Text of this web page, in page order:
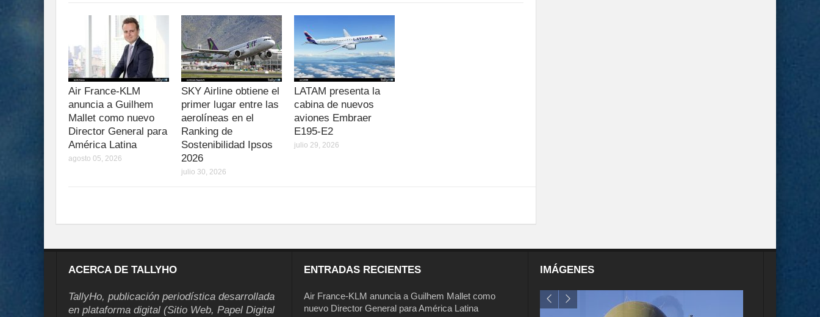
Air France-KLM
anuncia a Guilhem
Mallet como nuevo
Director General para
América Latina
agosto 05, 2026
SKY Airline obtiene el
primer lugar entre las
aerolíneas en el
Ranking de
Sostenibilidad Ipsos
2026
julio 30, 2026
LATAM presenta la
cabina de nuevos
aviones Embraer
E195-E2
julio 29, 2026
ACERCA DE TALLYHO
TallyHo, publicación periodística desarrollada
en plataforma digital (Sitio Web, Papel Digital
ENTRADAS RECIENTES
Air France-KLM anuncia a Guilhem Mallet como
nuevo Director General para América Latina
IMÁGENES